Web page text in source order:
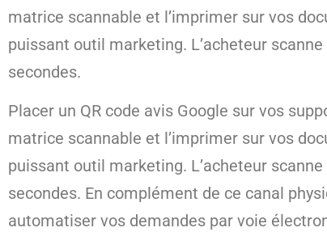
matrice scannable et l’imprimer sur vos
puissant outil marketing. L’acheteur
secondes.
Placer un QR code avis Google sur vos
matrice scannable et l’imprimer sur vos
puissant outil marketing. L’acheteur
secondes. En complément de ce canal
automatiser vos demandes par voie